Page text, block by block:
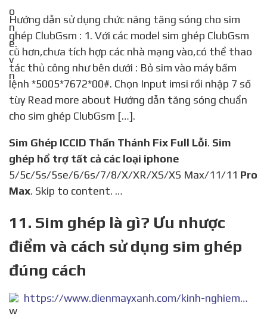
Hướng dẫn sử dụng chức năng tăng sóng cho sim
ghép ClubGsm : 1. Với các model sim ghép ClubGsm
cũ hơn,chưa tích hợp các nhà mạng vào,có thể thao
tác thủ công như bên dưới : Bỏ sim vào máy bấm
lệnh *5005*7672*00#. Chọn Input imsi rồi nhập 7 số
tùy Read more about Hướng dẫn tăng sóng chuẩn
cho sim ghép ClubGsm […].
Sim Ghép ICCID Thần Thánh Fix Full Lỗi. Sim
ghép hổ trợ tất cả các loại iphone
5/5c/5s/5se/6/6s/7/8/X/XR/XS/XS Max/11/11 Pro
Max. Skip to content. …
11. Sim ghép là gì? Ưu nhược
điểm và cách sử dụng sim ghép
đúng cách
https://www.dienmayxanh.com/kinh-nghiem-hay/sim-ghep-la-gi-thuong-co-tren-cac-dong-dien-thoai-1133063